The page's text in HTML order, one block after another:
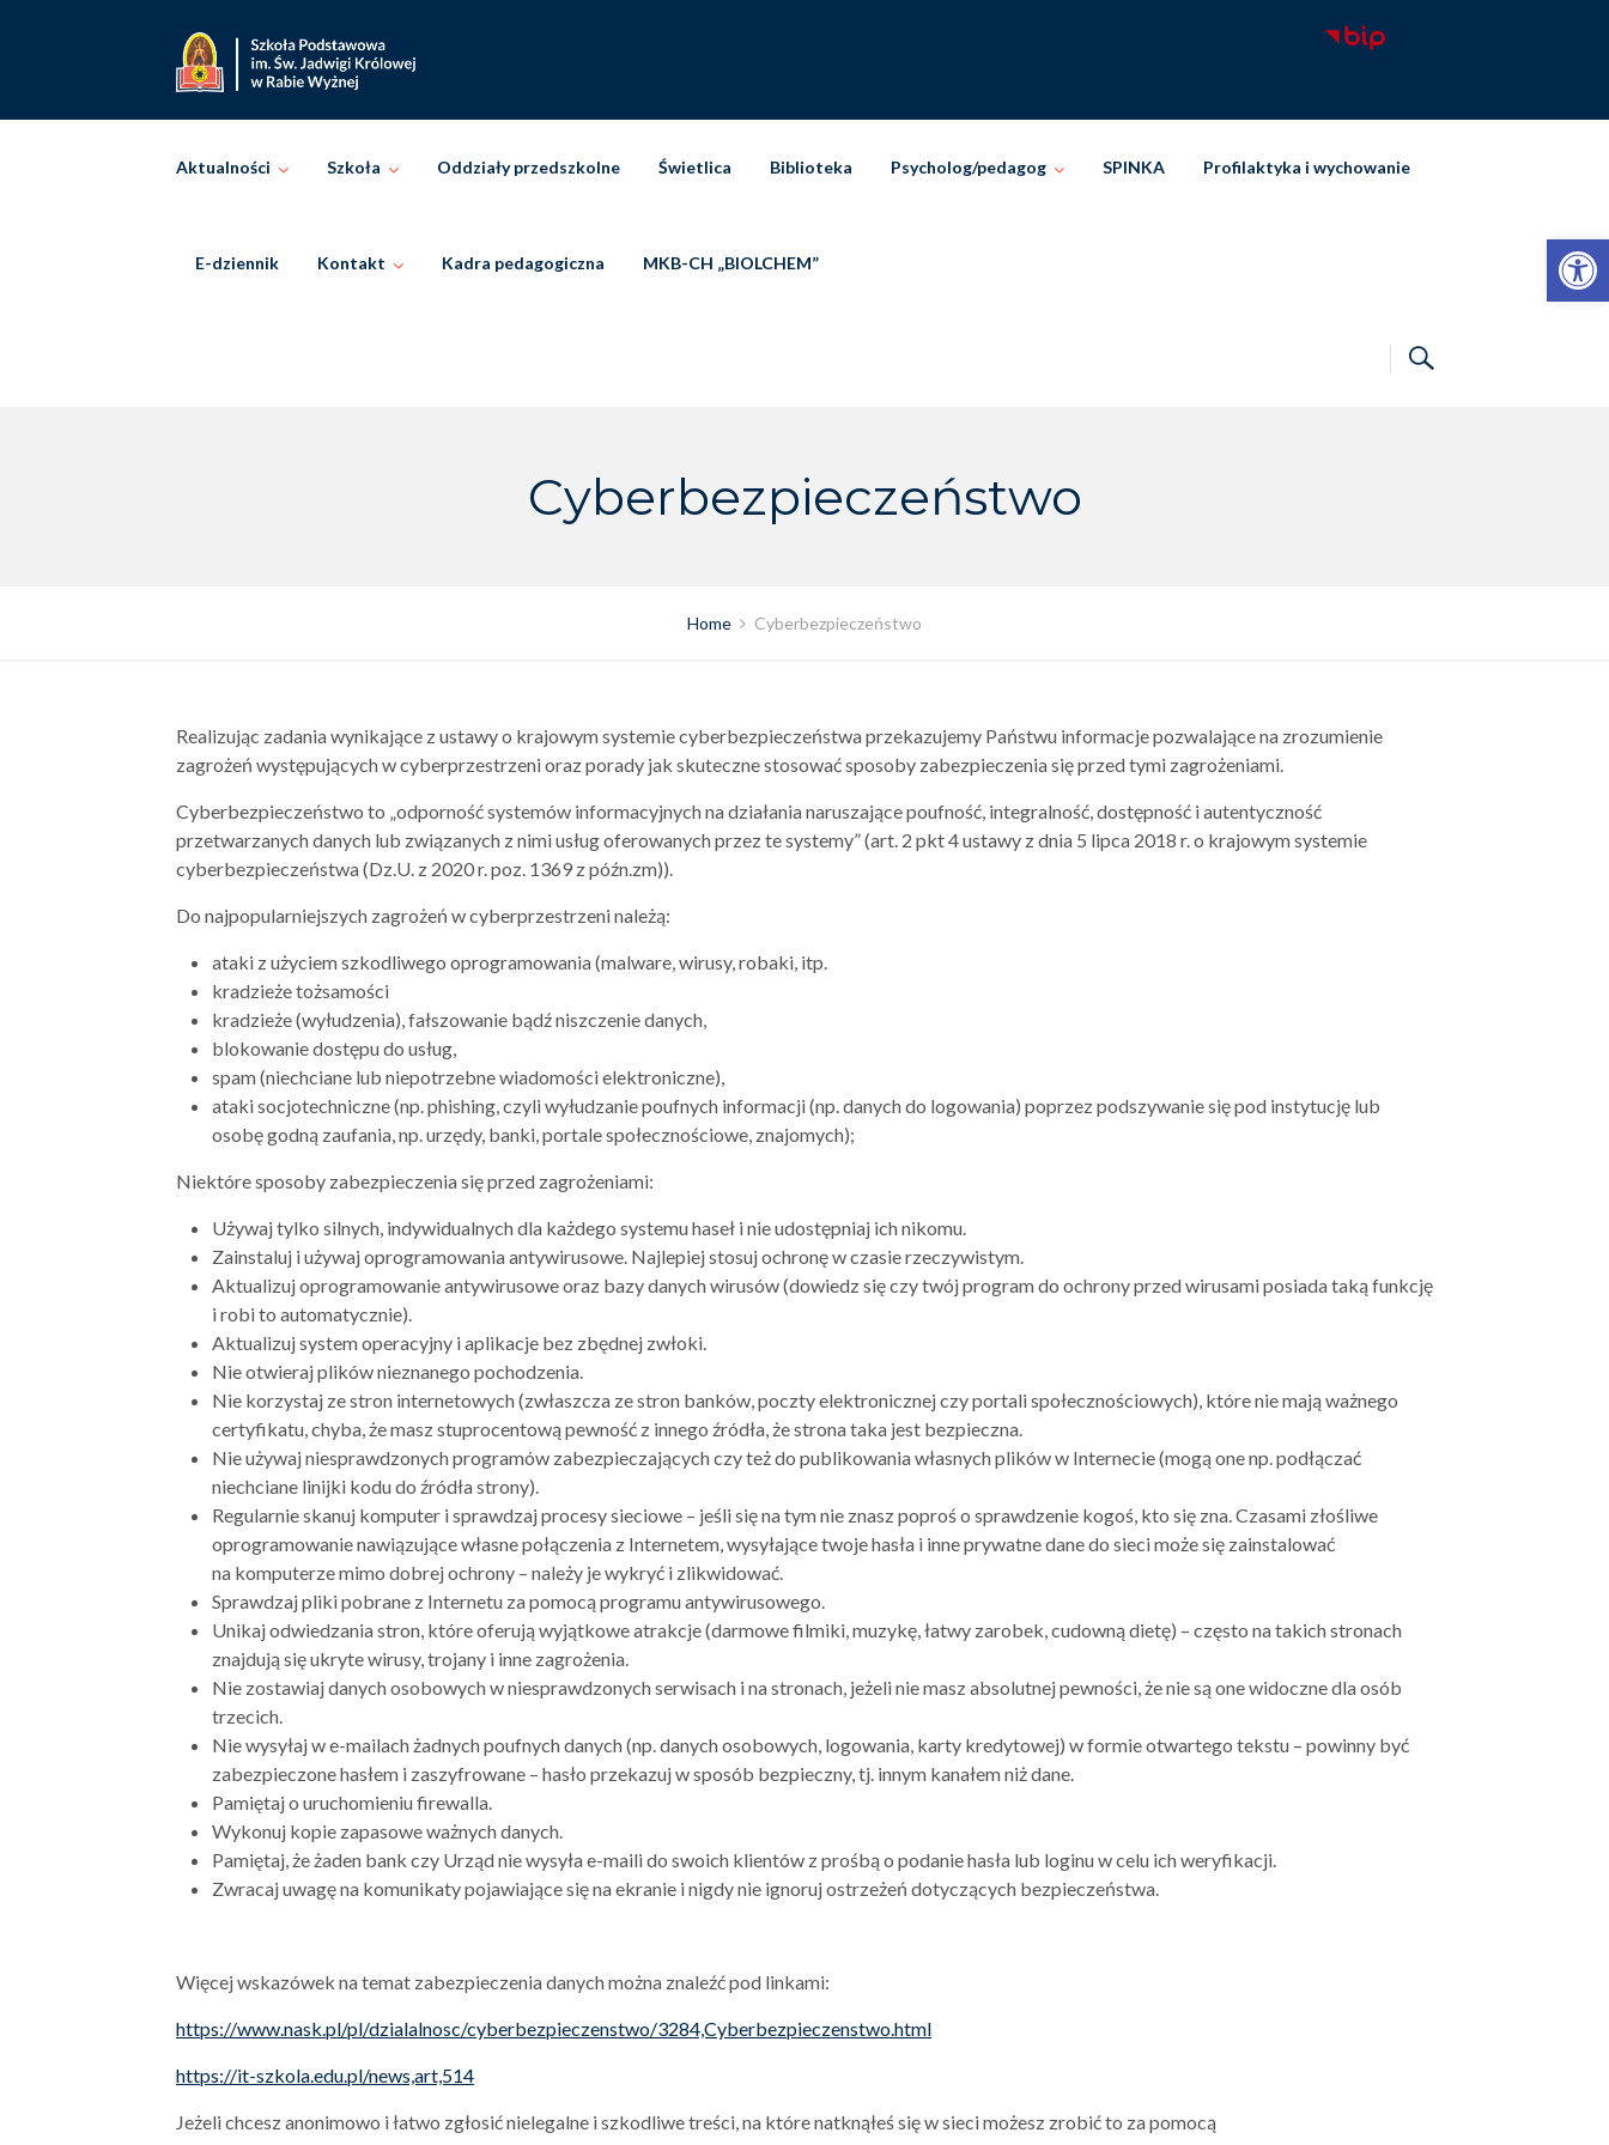
Otwórz pasek narzędzi
Aktualności Szkoła Oddziały przedszkolne Świetlica Biblioteka Psycholog/pedagog SPINKA Profilaktyka i wychowanie
E-dziennik Kontakt Kadra pedagogiczna MKB-CH „BIOLCHEM”
Cyberbezpieczeństwo
Home Cyberbezpieczeństwo
Realizując zadania wynikające z ustawy o krajowym systemie cyberbezpieczeństwa przekazujemy Państwu informacje pozwalające na zrozumienie
zagrożeń występujących w cyberprzestrzeni oraz porady jak skuteczne stosować sposoby zabezpieczenia się przed tymi zagrożeniami.
Cyberbezpieczeństwo to „odporność systemów informacyjnych na działania naruszające poufność, integralność, dostępność i autentyczność
przetwarzanych danych lub związanych z nimi usług oferowanych przez te systemy” (art. 2 pkt 4 ustawy z dnia 5 lipca 2018 r. o krajowym systemie
cyberbezpieczeństwa (Dz.U. z 2020 r. poz. 1369 z późn.zm)).
Do najpopularniejszych zagrożeń w cyberprzestrzeni należą:
ataki z użyciem szkodliwego oprogramowania (malware, wirusy, robaki, itp.
kradzieże tożsamości
kradzieże (wyłudzenia), fałszowanie bądź niszczenie danych,
blokowanie dostępu do usług,
spam (niechciane lub niepotrzebne wiadomości elektroniczne),
ataki socjotechniczne (np. phishing, czyli wyłudzanie poufnych informacji (np. danych do logowania) poprzez podszywanie się pod instytucję lub
osobę godną zaufania, np. urzędy, banki, portale społecznościowe, znajomych);
Niektóre sposoby zabezpieczenia się przed zagrożeniami:
Używaj tylko silnych, indywidualnych dla każdego systemu haseł i nie udostępniaj ich nikomu.
Zainstaluj i używaj oprogramowania antywirusowe. Najlepiej stosuj ochronę w czasie rzeczywistym.
Aktualizuj oprogramowanie antywirusowe oraz bazy danych wirusów (dowiedz się czy twój program do ochrony przed wirusami posiada taką funkcję
i robi to automatycznie).
Aktualizuj system operacyjny i aplikacje bez zbędnej zwłoki.
Nie otwieraj plików nieznanego pochodzenia.
Nie korzystaj ze stron internetowych (zwłaszcza ze stron banków, poczty elektronicznej czy portali społecznościowych), które nie mają ważnego
certyfikatu, chyba, że masz stuprocentową pewność z innego źródła, że strona taka jest bezpieczna.
Nie używaj niesprawdzonych programów zabezpieczających czy też do publikowania własnych plików w Internecie (mogą one np. podłączać
niechciane linijki kodu do źródła strony).
Regularnie skanuj komputer i sprawdzaj procesy sieciowe – jeśli się na tym nie znasz poproś o sprawdzenie kogoś, kto się zna. Czasami złośliwe
oprogramowanie nawiązujące własne połączenia z Internetem, wysyłające twoje hasła i inne prywatne dane do sieci może się zainstalować
na komputerze mimo dobrej ochrony – należy je wykryć i zlikwidować.
Sprawdzaj pliki pobrane z Internetu za pomocą programu antywirusowego.
Unikaj odwiedzania stron, które oferują wyjątkowe atrakcje (darmowe filmiki, muzykę, łatwy zarobek, cudowną dietę) – często na takich stronach
znajdują się ukryte wirusy, trojany i inne zagrożenia.
Nie zostawiaj danych osobowych w niesprawdzonych serwisach i na stronach, jeżeli nie masz absolutnej pewności, że nie są one widoczne dla osób
trzecich.
Nie wysyłaj w e-mailach żadnych poufnych danych (np. danych osobowych, logowania, karty kredytowej) w formie otwartego tekstu – powinny być
zabezpieczone hasłem i zaszyfrowane – hasło przekazuj w sposób bezpieczny, tj. innym kanałem niż dane.
Pamiętaj o uruchomieniu firewalla.
Wykonuj kopie zapasowe ważnych danych.
Pamiętaj, że żaden bank czy Urząd nie wysyła e-maili do swoich klientów z prośbą o podanie hasła lub loginu w celu ich weryfikacji.
Zwracaj uwagę na komunikaty pojawiające się na ekranie i nigdy nie ignoruj ostrzeżeń dotyczących bezpieczeństwa.
Więcej wskazówek na temat zabezpieczenia danych można znaleźć pod linkami:
https://www.nask.pl/pl/dzialalnosc/cyberbezpieczenstwo/3284,Cyberbezpieczenstwo.html
https://it-szkola.edu.pl/news,art,514
Jeżeli chcesz anonimowo i łatwo zgłosić nielegalne i szkodliwe treści, na które natknąłeś się w sieci możesz zrobić to za pomocą